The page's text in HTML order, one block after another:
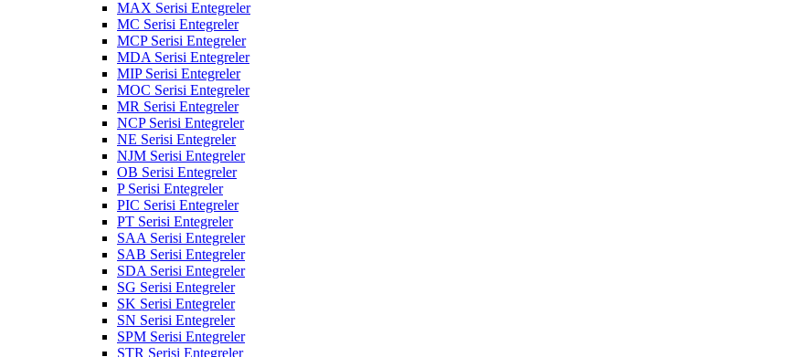
MAX Serisi Entegreler
MC Serisi Entegreler
MCP Serisi Entegreler
MDA Serisi Entegreler
MIP Serisi Entegreler
MOC Serisi Entegreler
MR Serisi Entegreler
NCP Serisi Entegreler
NE Serisi Entegreler
NJM Serisi Entegreler
OB Serisi Entegreler
P Serisi Entegreler
PIC Serisi Entegreler
PT Serisi Entegreler
SAA Serisi Entegreler
SAB Serisi Entegreler
SDA Serisi Entegreler
SG Serisi Entegreler
SK Serisi Entegreler
SN Serisi Entegreler
SPM Serisi Entegreler
STR Serisi Entegreler